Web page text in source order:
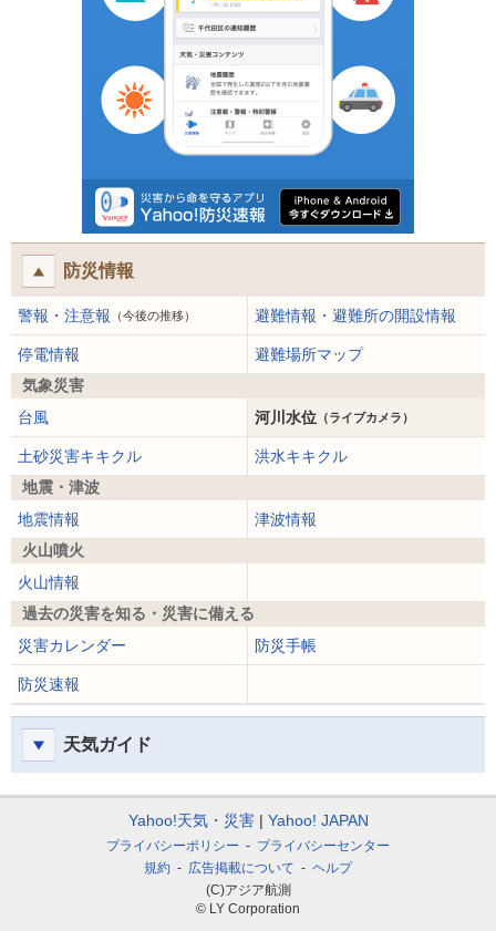
防災情報
警報・注意報 （今後の推移） 避難情報・避難所の開設情報
停電情報
避難場所マップ
気象災害
台風
河川水位 （ライブカメラ）
土砂災害キキクル
洪水キキクル
地震・津波
地震情報
津波情報
火山噴火
火山情報
過去の災害を知る・災害に備える
災害カレンダー
防災手帳
防災速報
天気ガイド
Yahoo!天気・災害 Yahoo! JAPAN
プライバシーポリシー
プライバシーセンター
規約
広告掲載について
ヘルプ
(C)アジア航測
© LY Corporation